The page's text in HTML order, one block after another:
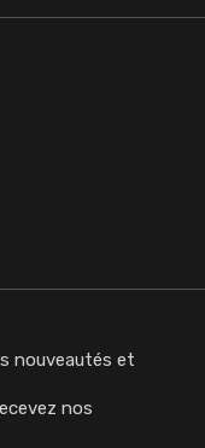
nouveautés et
nos